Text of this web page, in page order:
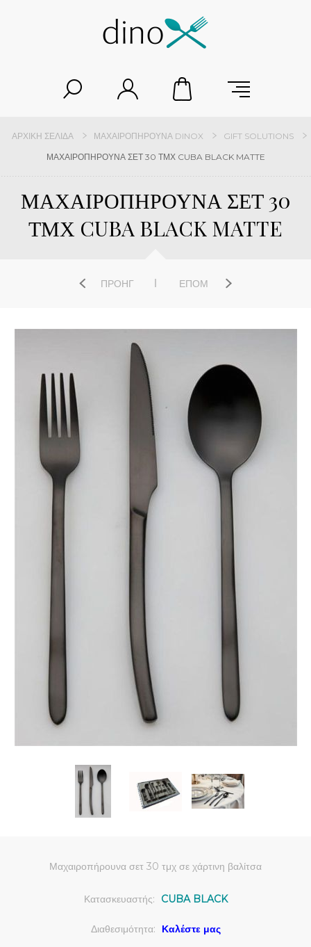
ΑΡΧΙΚΉ ΣΕΛΊΔΑ ΜΑΧΑΙΡΟΠΉΡΟΥΝΑ DINOX
GIFT SOLUTIONS
ΜΑΧΑΙΡΟΠΗΡΟΥΝΑ ΣΕΤ 30 ΤΜΧ CUBA BLACK MATTE
ΜΑΧΑΙΡΟΠΗΡΟΥΝΑ ΣΕΤ 30
ΤΜΧ CUBA BLACK MATTE
ΠΡΟΗΓ ΕΠΌΜ
Μαχαιροπήρουνα σετ 30 τμχ σε χάρτινη βαλίτσα
Κατασκευαστής: CUBA BLACK
Διαθεσιμότητα: Καλέστε μας